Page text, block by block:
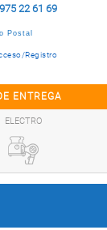
975 22 61 69
Postal
Registro
ENTREGA
ELECTRO